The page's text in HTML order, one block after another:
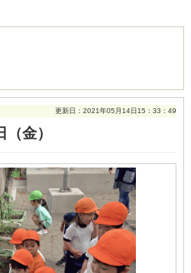
更新日：2021年05月14日15：33：49
金）